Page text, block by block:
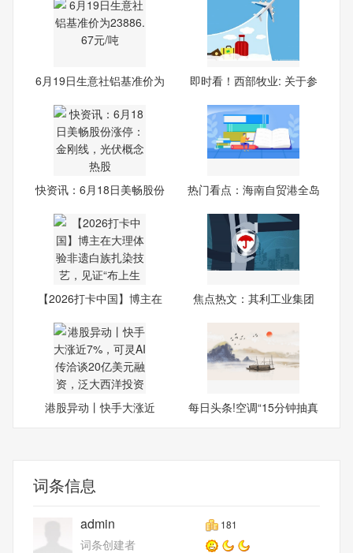
6月19日生意社铝基准价为
即时看！西部牧业: 关于参
快资讯：6月18日美畅股份
热门看点：海南自贸港全岛
【2026打卡中国】博主在
焦点热文：其利工业集团
港股异动丨快手大涨近
每日头条!空调“15分钟抽真
词条信息
admin 181
词条创建者